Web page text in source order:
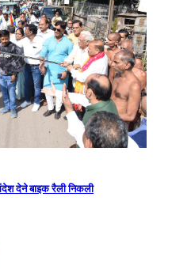
देने बाइक रैली निकली